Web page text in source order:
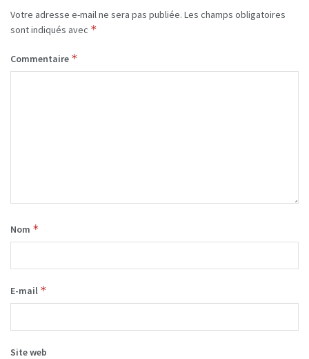
Votre adresse e-mail ne sera pas publiée. Les champs obligatoires
sont indiqués avec *
Commentaire *
Nom *
E-mail *
Site web